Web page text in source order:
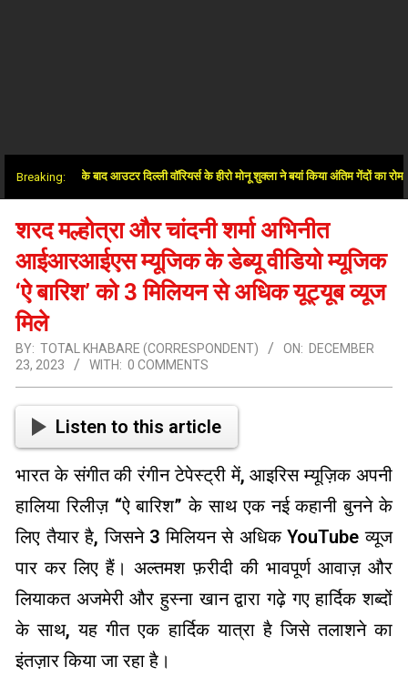
Breaking:
में जीत के बाद आउटर दिल्ली वॉरियर्स के हीरो मोनू शुक्ला ने बयां किया अंतिम गेंदों का रोमांच
शरद मल्होत्रा ​​और चांदनी शर्मा अभिनीत
आईआरआईएस म्यूजिक के डेब्यू वीडियो म्यूजिक
‘ऐ बारिश’ को 3 मिलियन से अधिक यूट्यूब व्यूज
मिले
BY: TOTAL KHABARE (CORRESPONDENT) ON: DECEMBER
23, 2023
WITH: 0 COMMENTS
Listen to this article
भारत के संगीत की रंगीन टेपेस्ट्री में, आइरिस म्यूज़िक अपनी
हालिया रिलीज़ “ऐ बारिश” के साथ एक नई कहानी बुनने के
लिए तैयार है, जिसने 3 मिलियन से अधिक YouTube व्यूज
पार कर लिए हैं। अल्तमश फ़रीदी की भावपूर्ण आवाज़ और
लियाकत अजमेरी और हुस्ना खान द्वारा गढ़े गए हार्दिक शब्दों
के साथ, यह गीत एक हार्दिक यात्रा है जिसे तलाशने का
इंतज़ार किया जा रहा है।